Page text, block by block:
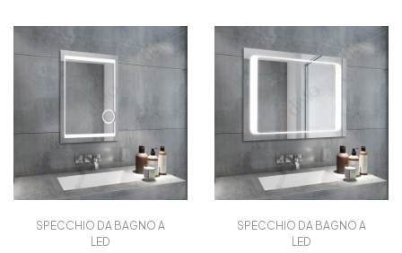
SPECCHIO DA BAGNO A
LED
SPECCHIO DA BAGNO A
LED